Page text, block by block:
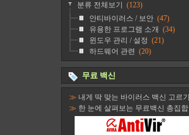
분류 전체보기
(123)
안티바이러스 / 보안 (47)
유용한 프로그램 소개 (34)
윈도우 관리 / 설정 (21)
하드웨어 관련 (20)
무료 백신
≫ 내게 딱 맞는 바이러스 백신 고르기
≫ 한 눈에 살펴보는 무료백신 총집합